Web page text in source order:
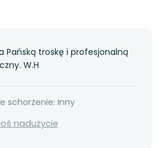
Pańską troskę i profesjonalną
W.H
schorzenie: Inny
nadużycie